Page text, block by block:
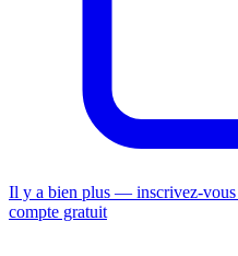
Il y a bien plus — inscrivez-vous
compte gratuit